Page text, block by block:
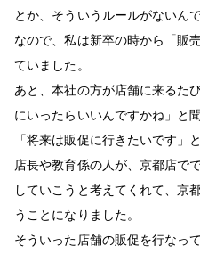
とか、そういうルールがないんで
なので、私は新卒の時から「販
ていました。
あと、本社の方が店舗に来るた
にいったらいいんですかね」と
「将来は販促に行きたいです」
店長や教育係の人が、京都店で
していこうと考えてくれて、京
うことになりました。
そういった店舗の販促を行なっ